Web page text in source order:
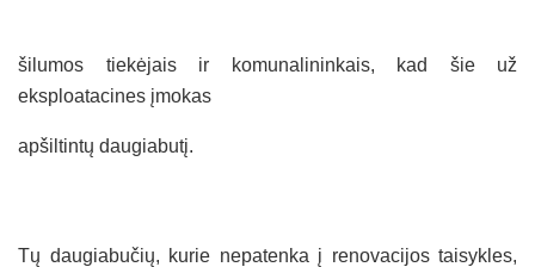
šilumos tiekėjais ir komunalininkais, kad šie už
eksploatacines įmokas
apšiltintų daugiabutį.
Tų daugiabučių, kurie nepatenka į renovacijos taisykles,